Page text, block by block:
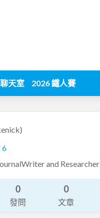
聊天室 2026 鐵人賽
6
and Researcher
0
發問
0
文章